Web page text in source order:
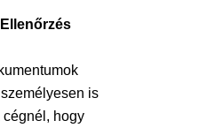
is
hogy